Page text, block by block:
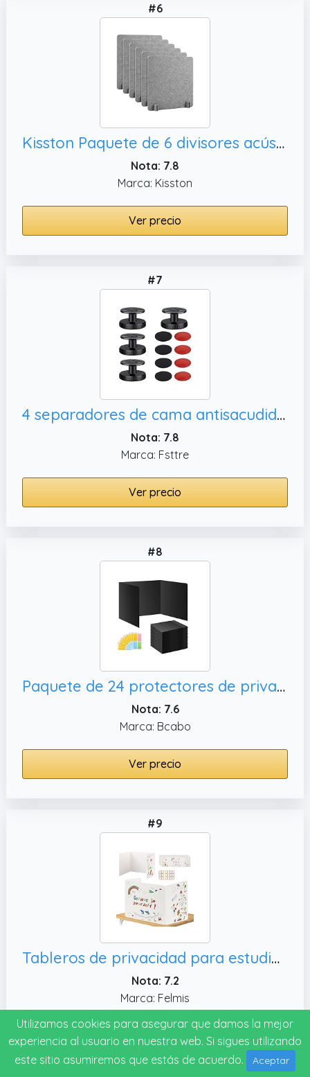
#6
Kisston Paquete de 6 divisores acústicos de escritorio de 24 x 24 pulgadas, divisor de escritorio para
Nota: 7.8
Marca: Kisston
Ver precio
#7
4 separadores de cama antisacudidas de pared, paredes de
Nota: 7.8
Marca: Fsttre
Ver precio
#8
Paquete de 24 protectores de privacidad impermeables negros para escritorios de estudiantes, incluye etiquetas
Nota: 7.6
Marca: Bcabo
Ver precio
#9
Tableros de privacidad para estudiantes, escudo divisor de aula para
Nota: 7.2
Marca: Felmis
Ver precio
Utilizamos cookies para asegurar que damos la mejor
experiencia al usuario en nuestra web. Si sigues utilizando
este sitio asumiremos que estás de acuerdo.
Aceptar